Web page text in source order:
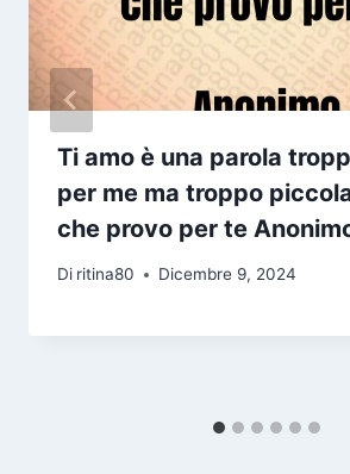
Ti amo è una parola
per me ma troppo
che provo per te
Di ritina80 Dicembre 9, 2024